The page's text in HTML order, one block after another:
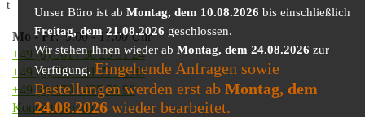
t
Mo -Fr: 9.00 - 17.00 Uhr
+49 (0) 361 / 30 25 81 24
+49 (0) 361 / 41 77 03 30
+49 (0) 179 / 425 50 98
Kontaktformular
Unser Büro ist abMontag, dem 10.08.2026 bis einschließlich
Freitag, dem 21.08.2026 geschlossen.
Wir stehen Ihnen wieder abMontag, dem 24.08.2026 zur
Verfügung.Eingehende Anfragen sowie
Bestellungen werden erst abMontag, dem
24.08.2026 wieder bearbeitet.